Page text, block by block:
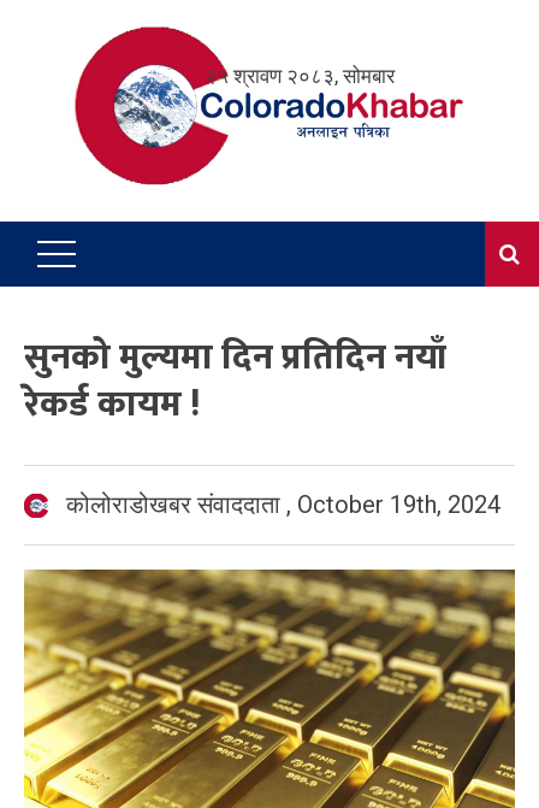
२५ श्रावण २०८३, सोमबार
सुनको मुल्यमा दिन प्रतिदिन नयाँ
रेकर्ड कायम !
कोलोराडोखबर संवाददाता , October 19th, 2024